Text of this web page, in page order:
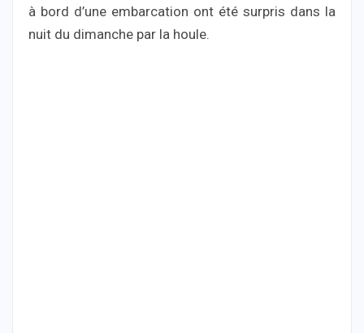
à bord d’une embarcation ont été surpris dans la
nuit du dimanche par la houle.